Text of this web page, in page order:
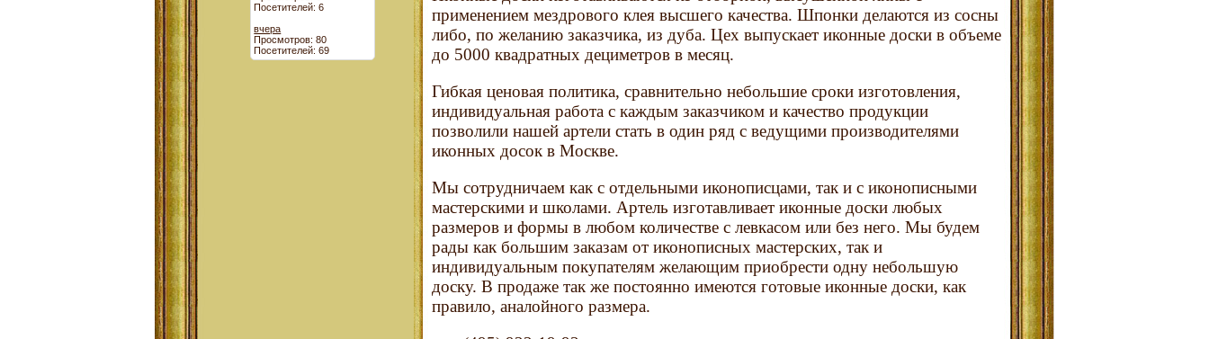
Посетителей: 6
вчера
Просмотров: 80
Посетителей: 69
применением мездрового клея высшего качества. Шпонки делаются из сосны
либо, по желанию заказчика, из дуба. Цех выпускает иконные доски в объеме
до 5000 квадратных дециметров в месяц.
Гибкая ценовая политика, сравнительно небольшие сроки изготовления,
индивидуальная работа с каждым заказчиком и качество продукции
позволили нашей артели стать в один ряд с ведущими производителями
иконных досок в Москве.
Мы сотрудничаем как с отдельными иконописцами, так и с иконописными
мастерскими и школами. Артель изготавливает иконные доски любых
размеров и формы в любом количестве с левкасом или без него. Мы будем
рады как большим заказам от иконописных мастерских, так и
индивидуальным покупателям желающим приобрести одну небольшую
доску. В продаже так же постоянно имеются готовые иконные доски, как
правило, аналойного размера.